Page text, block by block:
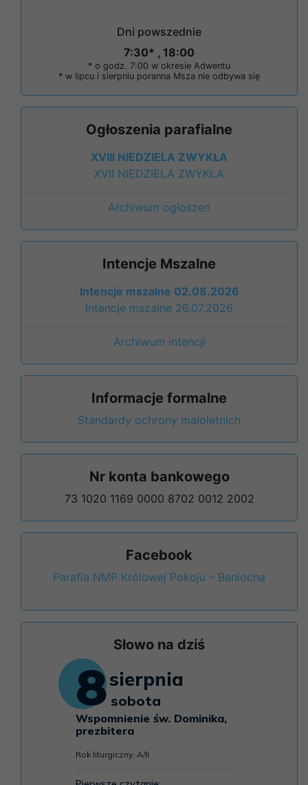
Dni powszednie
7:30* , 18:00
* o godz. 7:00 w okresie Adwentu
* w lipcu i sierpniu poranna Msza nie odbywa się
Ogłoszenia parafialne
XVIII NIEDZIELA ZWYKŁA
XVII NIEDZIELA ZWYKŁA
Archiwum ogłoszeń
Intencje Mszalne
Intencje mszalne 02.08.2026
Intencje mszalne 26.07.2026
Archiwum intencji
Informacje formalne
Standardy ochrony małoletnich
Nr konta bankowego
73 1020 1169 0000 8702 0012 2002
Facebook
Parafia NMP Królowej Pokoju – Baniocha
Słowo na dziś